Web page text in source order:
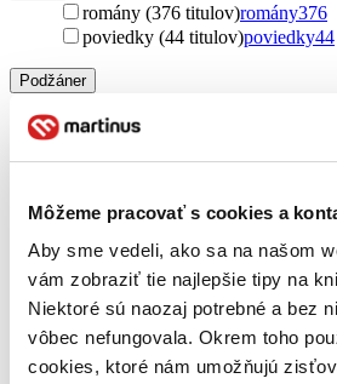
Môžeme pracovať s cookies a
Aby sme vedeli, ako sa na našom
vám zobraziť tie najlepšie tipy na
Niektoré sú naozaj potrebné a bez
vôbec nefungovala. Okrem toho
cookies, ktoré nám umožňujú
romány (376 titulov)romány376
poviedky (44 titulov)poviedky44
Podžáner
fantasy (217 titulov)
soft sci-fi (92 titulov) soft sci-fi
92
mágia a meč (12 titulov)
hard sci-fi (12 titulov)hard sci-fi
high fantasy (9 titulov)high
Ďalšie možnosti
Autor
Jules Verne (124 titulov)Jules